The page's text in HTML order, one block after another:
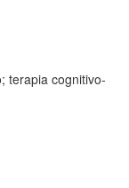
terapia cognitivo-